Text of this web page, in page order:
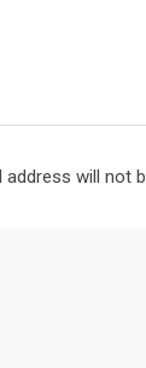
address will not